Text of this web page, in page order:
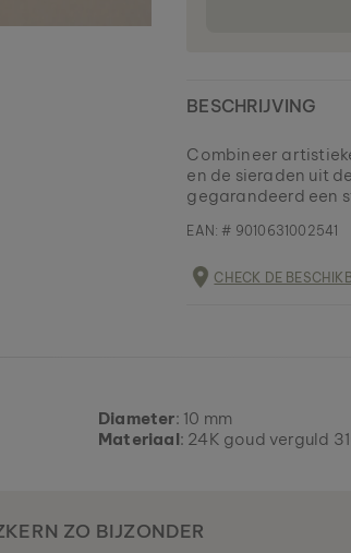
BESCHRIJVING
Combineer
en de sieraden uit
gegarandeerd een
EAN: # 9010631002541
CHECK DE
Diameter: 10 mm
Materiaal: 24K goud verguld
ZO BIJZONDER